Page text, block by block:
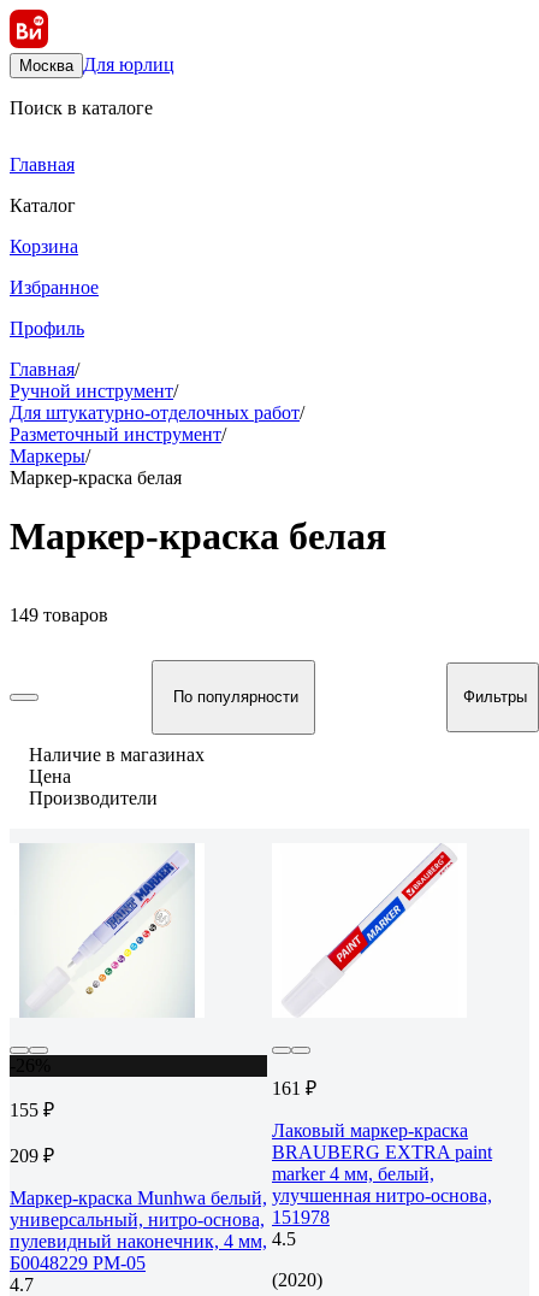
Москва Для юрлиц
Поиск в каталоге
Главная
Каталог
Корзина
Избранное
Профиль
Главная/
Ручной инструмент/
Для штукатурно-отделочных работ/
Разметочный инструмент/
Маркеры/
Маркер-краска белая
Маркер-краска белая
149 товаров
По популярности Фильтры
Наличие в магазинах
Цена
Производители
155 ₽
209 ₽
Маркер-краска Munhwa белый,
универсальный, нитро-основа,
пулевидный наконечник, 4 мм,
Б0048229 PM-05
4.7
161 ₽
Лаковый маркер-краска
BRAUBERG EXTRA paint
marker 4 мм, белый,
улучшенная нитро-основа,
151978
4.5
(2020)